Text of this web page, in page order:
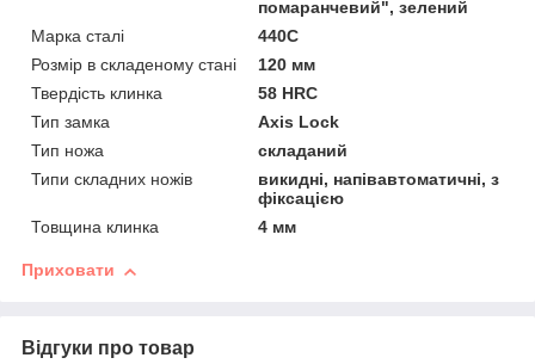
помаранчевий", зелений
Марка сталі
440C
Розмір в складеному стані
120 мм
Твердість клинка
58 HRC
Тип замка
Axis Lock
Тип ножа
складаний
Типи складних ножів
викидні, напівавтоматичні, з
фіксацією
Товщина клинка
4 мм
Приховати
Відгуки про товар